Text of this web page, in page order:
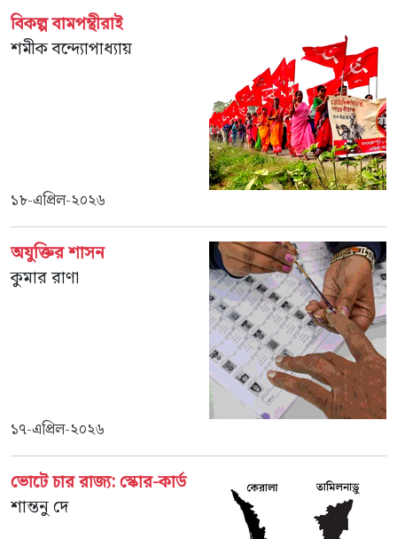
বিকল্প বামপন্থীরাই
শমীক বন্দ্যোপাধ্যায়
১৮-এপ্রিল-২০২৬
অযুক্তির শাসন
কুমার রাণা
১৭-এপ্রিল-২০২৬
ভোটে চার রাজ‍্য: স্কোর-কার্ড
শান্তনু দে